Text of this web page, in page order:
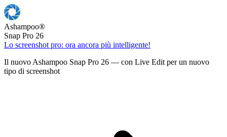
Ashampoo®
Snap Pro 26
Lo screenshot pro: ora ancora più intelligente!
Il nuovo Ashampoo Snap Pro 26 — con Live Edit per un nuovo
tipo di screenshot